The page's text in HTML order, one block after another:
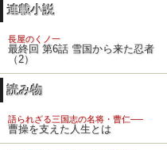
連載小説
長屋のくノ一
最終回 第6話 雪国から来た忍者
（2）
読み物
語られざる三国志の名将・曹仁──
曹操を支えた人生とは